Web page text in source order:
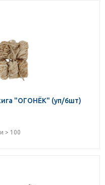
"ОГОНЁК" (уп/6шт)
> 100